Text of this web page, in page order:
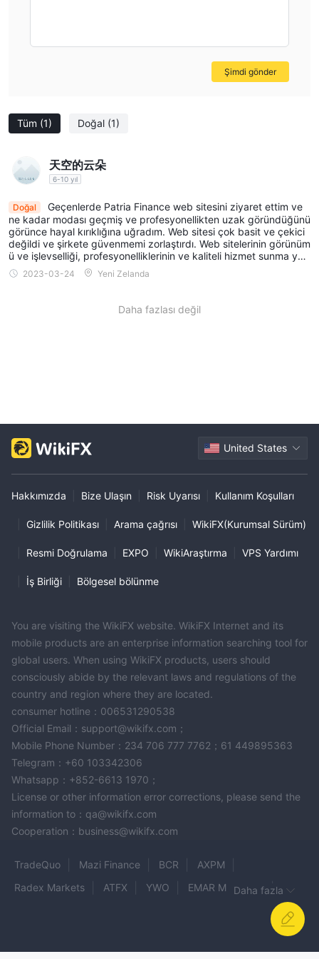
Tüm (1) Doğal (1)
天空的云朵
6-10 yıl
Doğal
Geçenlerde Patria Finance web sitesini ziyaret ettim ve
ne kadar modası geçmiş ve profesyonellikten uzak göründüğünü
görünce hayal kırıklığına uğradım. Web sitesi çok basit ve çekici
değildi ve şirkete güvenmemi zorlaştırdı. Web sitelerinin görünüm
ü ve işlevselliği, profesyonelliklerinin ve kaliteli hizmet sunma yet
eneklerinin iyi bir göstergesi olabilir.
2023-03-24 Yeni Zelanda
Daha fazlası değil
Şimdi gönder
United States
Hakkımızda Bize Ulaşın Risk Uyarısı Kullanım Koşulları
Gizlilik Politikası Arama çağrısı WikiFX(Kurumsal Sürüm)
Resmi Doğrulama EXPO WikiAraştırma VPS Yardımı
İş Birliği Bölgesel bölünme
You are visiting the WikiFX website. WikiFX Internet and its
mobile products are an enterprise information searching tool for
global users. When using WikiFX products, users should
consciously abide by the relevant laws and regulations of the
country and region where they are located.
consumer hotline：006531290538
Official Email：support@wikifx.com；
Mobile Phone Number：234 706 777 7762；61 449895363
Telegram：+60 103342306
Whatsapp：+852-6613 1970；
License or other information error corrections, please send the
information to：qa@wikifx.com
Cooperation：business@wikifx.com
TradeQuo Mazi Finance BCR
AXPM
Radex Markets
ATFX YWO
EMAR MARKETS
NODESMINER
Solver99 GOLDEX
Daha fazla